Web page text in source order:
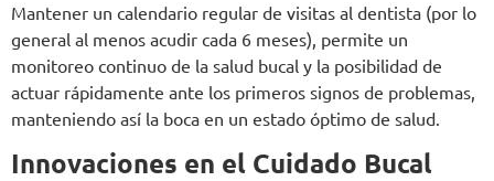
Mantener un calendario regular de visitas al dentista (por lo
general al menos acudir cada 6 meses), permite un
monitoreo continuo de la salud bucal y la posibilidad de
actuar rápidamente ante los primeros signos de problemas,
manteniendo así la boca en un estado óptimo de salud.
Innovaciones en el Cuidado Bucal